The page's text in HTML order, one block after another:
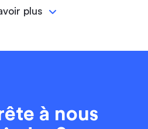
plus
à nous